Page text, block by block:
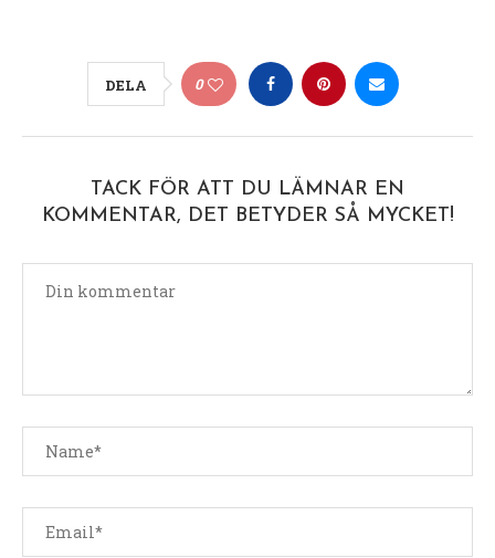
DELA 0
TACK FÖR ATT DU LÄMNAR EN
KOMMENTAR, DET BETYDER SÅ MYCKET!